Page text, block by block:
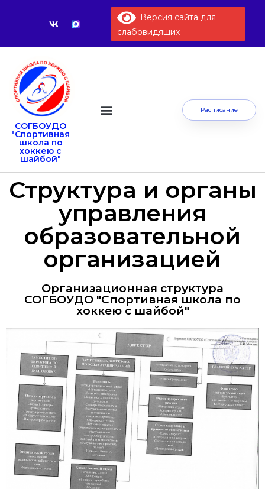
Версия сайта для
слабовидящих
СОГБОУДО
"Спортивная
школа по
хоккею с
шайбой"
Расписание
Структура и органы
управления
образовательной
организацией
Организационная структура
СОГБОУДО "Спортивная школа по
хоккею с шайбой"